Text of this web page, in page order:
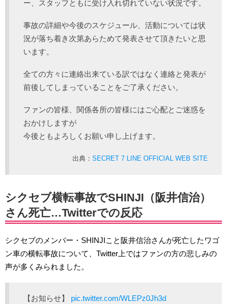
ー、スタッフともに受け入れ切れていない状況です。
事故の詳細や今後のスケジュール、活動については状
況が落ち着き次第あらためて発表させて頂きたいと思
います。
全ての方々に連絡出来ている訳ではなく連絡と発表が
前後してしまっていることをご了承ください。
ファンの皆様、関係各所の皆様にはご心配とご迷惑を
おかけしますが
今後ともよろしくお願い申し上げます。
出典： SECRET 7 LINE OFFICIAL WEB SITE
シクセブ横転事故でSHINJI（阪井信治）
さん死亡…Twitterでの反応
シクセブのメンバー・SHINJIこと阪井信治さんが死亡したワゴ
ン車の横転事故について、Twitter上ではファンの方の悲しみの
声が多くみられました。
【お知らせ】 pic.twitter.com/WLEPz0Jh3d